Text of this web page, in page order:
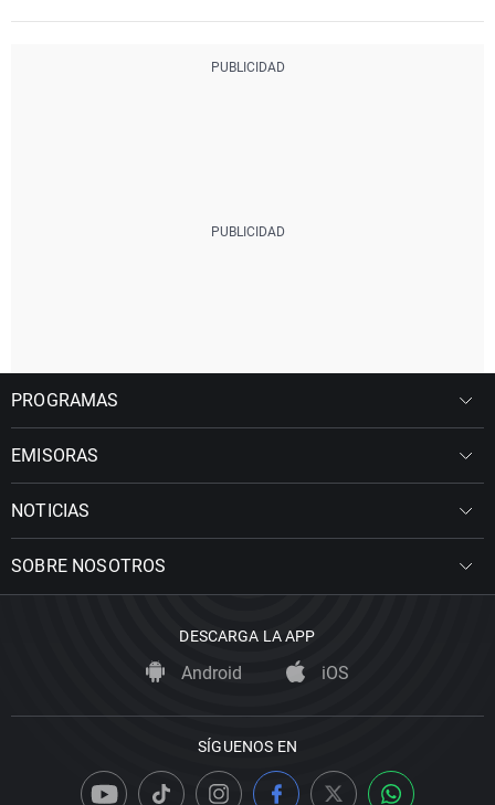
PROGRAMAS
EMISORAS
NOTICIAS
SOBRE NOSOTROS
DESCARGA LA APP
Android iOS
SÍGUENOS EN